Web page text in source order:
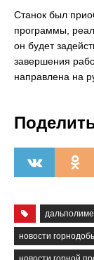
Станок был
программы,
он будет
завершения
направлена на
новости